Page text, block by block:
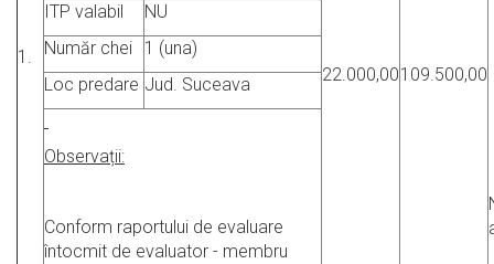
1.
22.000,00109.500,00
ITP valabil
NU
Număr chei
1 (una)
Loc predare Jud. Suceava
Observații:
Conform raportului de evaluare
întocmit de evaluator - membru